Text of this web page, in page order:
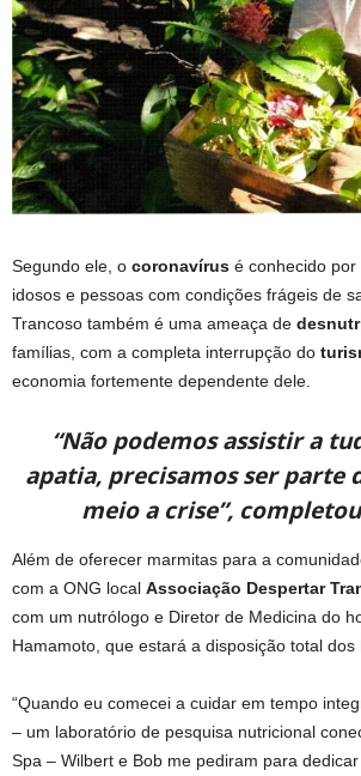
Segundo ele, o coronavírus é conhecido
idosos e pessoas com condições frágeis de
Trancoso também é uma ameaça de
famílias, com a completa interrupção do
economia fortemente dependente dele.
“Não podemos assistir a
apatia, precisamos ser parte
meio a crise”,
Além de oferecer marmitas para a
com a ONG local Associação Despertar
com um nutrólogo e Diretor de Medicina do
Hamamoto, que estará a disposição total dos
“Quando eu comecei a cuidar em tempo
– um laboratório de pesquisa nutricional
Spa – Wilbert e Bob me pediram para